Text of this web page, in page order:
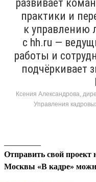
развивает
практики и
к управлению
с hh.ru —
работы и
подчёркивает
Ксения Александрова,
Управления
Отправить свой
Москвы «В кадре»